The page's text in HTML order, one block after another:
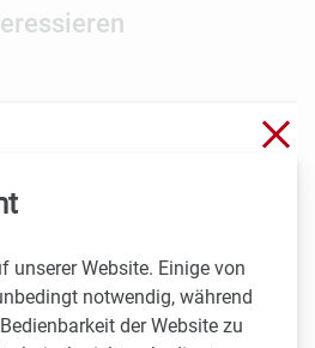
Wachstum
eine…
unserer Website. Einige von
notwendig, während
der Website zu